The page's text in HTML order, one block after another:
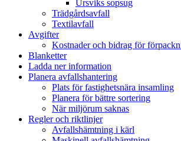
Ursviks sopsug
Trädgårdsavfall
Textilavfall
Avgifter
Kostnader och bidrag för
Blanketter
Ladda ner information
Planera avfallshantering
Plats för fastighetsnära insamling
Planera för bättre sortering
När miljörum saknas
Regler och riktlinjer
Avfallshämtning i kärl